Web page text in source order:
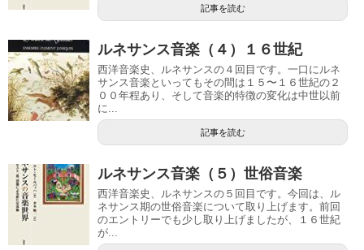
記事を読む
ルネサンス音楽（４）１６世紀
西洋音楽史、ルネサンスの４回目です。一口にルネ
サンス音楽といってもその間は１５〜１６世紀の２
００年程あり、そして音楽的特徴の変化は中世以前
に...
記事を読む
ルネサンス音楽（５）世俗音楽
西洋音楽史、ルネサンスの５回目です。今回は、ル
ネサンス期の世俗音楽について取り上げます。前回
のエントリーでも少し取り上げましたが、１６世紀
が...